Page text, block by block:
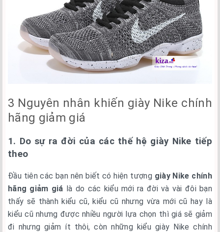
3 Nguyên nhân khiến giày Nike chính
hãng giảm giá
1. Do sự ra đời của các thế hệ giày Nike tiếp
theo
Đầu tiên các bạn nên biết có hiện tượng giày Nike chính
hãng giảm giá là do các kiểu mới ra đời và vài đôi bạn
thấy sẽ thành kiểu cũ, kiểu cũ nhưng vừa mới cũ hay là
kiểu cũ nhưng được nhiều người lựa chọn thì giá sẽ giảm
đi nhưng giảm ít thôi, còn những kiểu giày Nike chính